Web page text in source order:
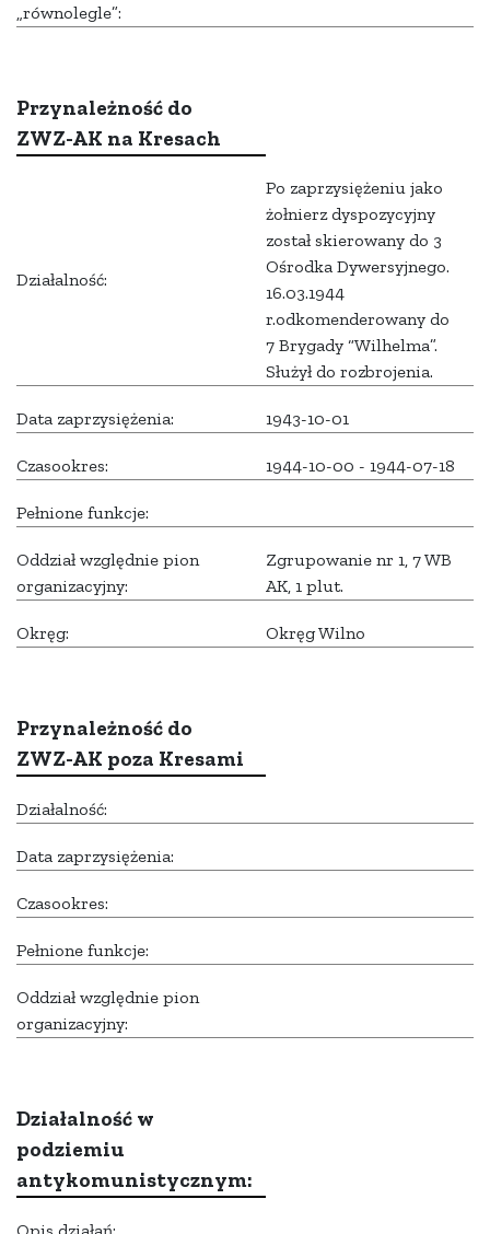
„równolegle”:
Przynależność do
ZWZ-AK na Kresach
Działalność:
Po zaprzysiężeniu jako
żołnierz dyspozycyjny
został skierowany do 3
Ośrodka Dywersyjnego.
16.03.1944
r.odkomenderowany do
7 Brygady “Wilhelma”.
Służył do rozbrojenia.
Data zaprzysiężenia: 1943-10-01
Czasookres: 1944-10-00 - 1944-07-18
Pełnione funkcje:
Oddział względnie pion
organizacyjny:
Zgrupowanie nr 1, 7 WB
AK, 1 plut.
Okręg: Okręg Wilno
Przynależność do
ZWZ-AK poza Kresami
Działalność:
Data zaprzysiężenia:
Czasookres:
Pełnione funkcje:
Oddział względnie pion
organizacyjny:
Działalność w
podziemiu
antykomunistycznym: